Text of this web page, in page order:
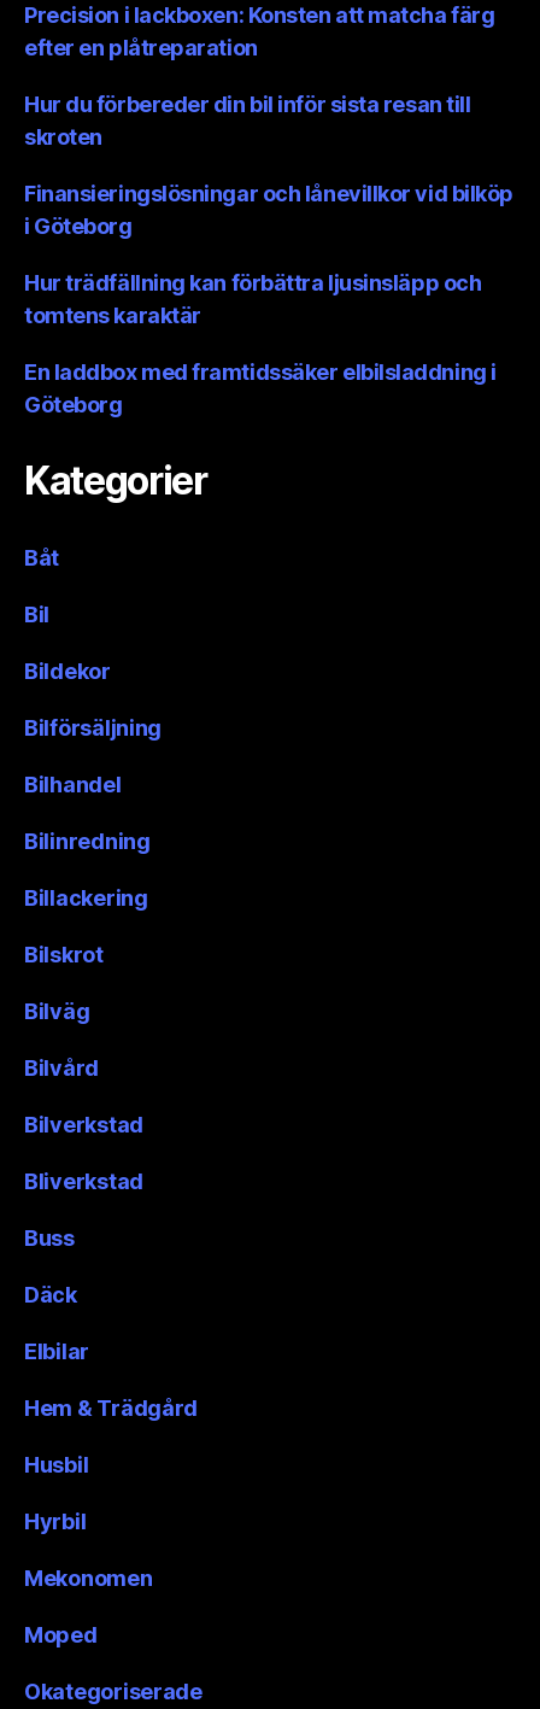
Precision i lackboxen: Konsten att matcha färg
efter en plåtreparation
Hur du förbereder din bil inför sista resan till
skroten
Finansieringslösningar och lånevillkor vid bilköp
i Göteborg
Hur trädfällning kan förbättra ljusinsläpp och
tomtens karaktär
En laddbox med framtidssäker elbilsladdning i
Göteborg
Kategorier
Båt
Bil
Bildekor
Bilförsäljning
Bilhandel
Bilinredning
Billackering
Bilskrot
Bilväg
Bilvård
Bilverkstad
Bliverkstad
Buss
Däck
Elbilar
Hem & Trädgård
Husbil
Hyrbil
Mekonomen
Moped
Okategoriserade